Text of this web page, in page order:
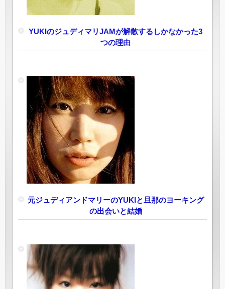
YUKIのジュディマリJAMが解散するしかなかった3
つの理由
元ジュディアンドマリーのYUKIと旦那のヨーキング
の出会いと結婚